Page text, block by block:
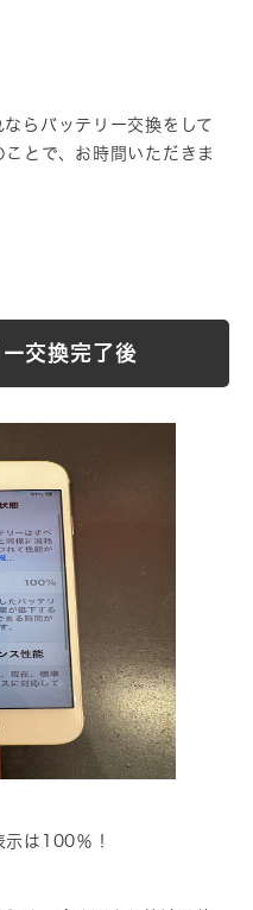
らバッテリー交換をして
とで、お時間いただきま
交換完了後
示は100％！